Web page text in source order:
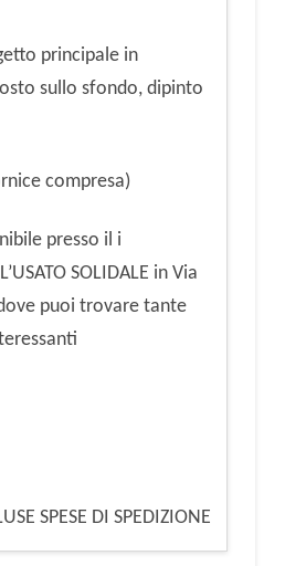
principale in
sullo sfondo, dipinto
compresa)
presso il i
SOLIDALE in Via
puoi trovare tante
SPESE DI SPEDIZIONE